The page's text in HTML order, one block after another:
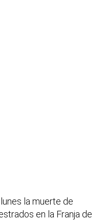
la muerte de
en la Franja de